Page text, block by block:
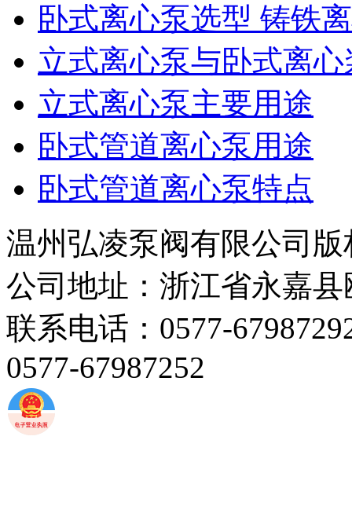
卧式离心泵选型 铸铁
立式离心泵与卧式离
立式离心泵主要用途
卧式管道离心泵用途
卧式管道离心泵特点
温州弘凌泵阀有限公司
公司地址：浙江省永嘉
联系电话：0577-
0577-67987252